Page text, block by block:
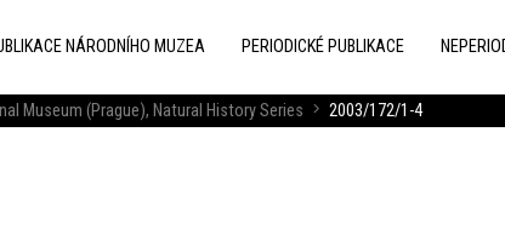
NÁRODNÍHO MUZEA PERIODICKÉ PUBLIKACE
Museum (Prague), Natural History Series 2003/172/1-4